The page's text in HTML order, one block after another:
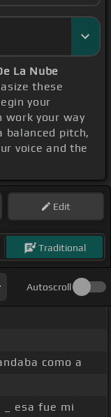
La Nube
these
your
work your way
balanced pitch,
voice and the
Edit
Traditional
Autoscroll
como a
_ esa fue mi